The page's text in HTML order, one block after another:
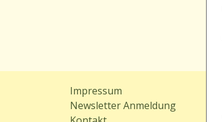
Impressum
Newsletter Anmeldung